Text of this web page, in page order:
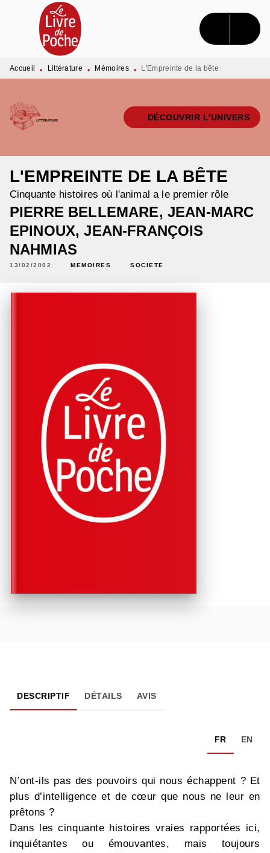
MENU RECHERCHE CONTENU
PIED DE PAGE
Accueil • Littérature • Mémoires • L'Empreinte de la bête
DÉCOUVRIR L'UNIVERS
L'EMPREINTE DE LA BÊTE
Cinquante histoires où l'animal a le premier rôle
PIERRE BELLEMARE, JEAN-MARC
EPINOUX,JEAN-FRANÇOIS
NAHMIAS
13/02/2002 MÉMOIRES SOCIÉTÉ
DESCRIPTIF DÉTAILS AVIS
FR EN
N’ont-ils pas des pouvoirs qui nous échappent ? Et
plus d’intelligence et de cœur que nous ne leur en
prêtons ?
Dans les cinquante histoires vraies rapportées ici,
inquiétantes ou émouvantes, mais toujours